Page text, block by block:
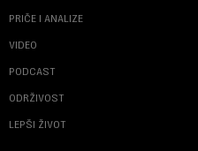
PRIČE I ANALIZE
VIDEO
PODCAST
ODRŽIVOST
LEPŠI ŽIVOT